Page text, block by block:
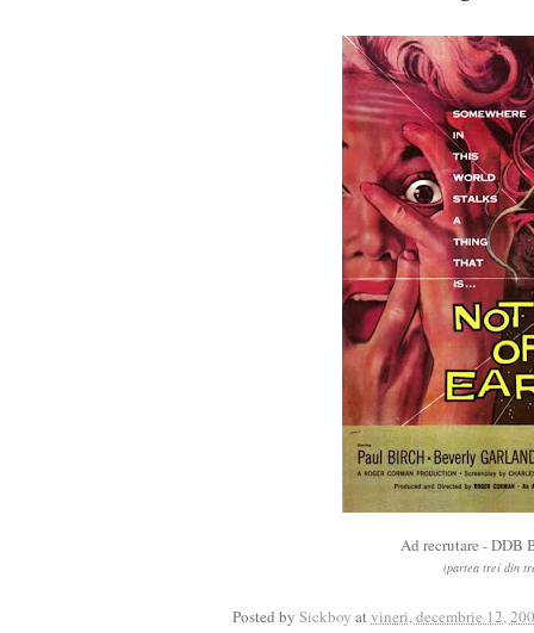
Ad recrutare - DDB
(partea trei din
Posted by Sickboy atvineri, decembrie 12,